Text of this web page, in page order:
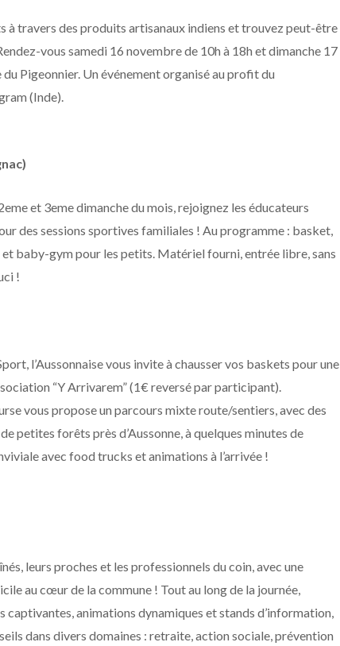
à travers des produits artisanaux indiens et trouvez peut-être
vous samedi 16 novembre de 10h à 18h et dimanche 17
Pigeonnier. Un événement organisé au profit du
(Inde).
et 3eme dimanche du mois, rejoignez les éducateurs
des sessions sportives familiales ! Au programme : basket,
baby-gym pour les petits. Matériel fourni, entrée libre, sans
!
l’Aussonnaise vous invite à chausser vos baskets pour une
“Y Arrivarem” (1€ reversé par participant).
vous propose un parcours mixte route/sentiers, avec des
petites forêts près d’Aussonne, à quelques minutes de
avec food trucks et animations à l’arrivée !
leurs proches et les professionnels du coin, avec une
au cœur de la commune ! Tout au long de la journée,
captivantes, animations dynamiques et stands d’information,
dans divers domaines : retraite, action sociale, prévention